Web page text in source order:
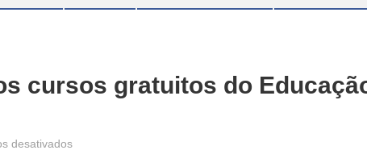
cursos gratuitos do
desativados